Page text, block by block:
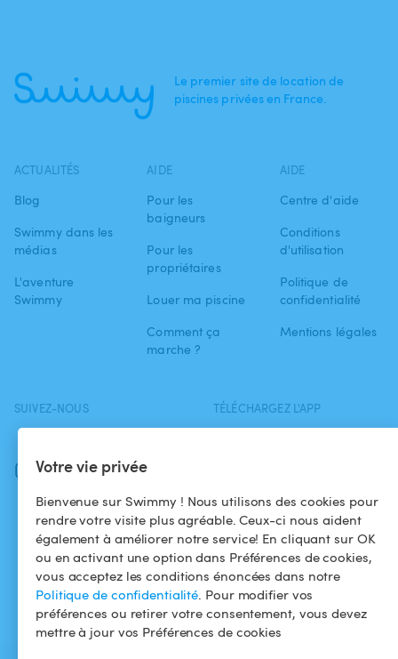
Votre vie privée
Bienvenue sur Swimmy ! Nous utilisons des cookies pour
rendre votre visite plus agréable. Ceux-ci nous aident
également à améliorer notre service! En cliquant sur OK
ou en activant une option dans Préférences de cookies,
vous acceptez les conditions énoncées dans notre
Politique de confidentialité. Pour modifier vos
préférences ou retirer votre consentement, vous devez
mettre à jour vos Préférences de cookies
Le premier site de location de
piscines privées en France.
ACTUALITÉS
Blog
Swimmy dans les
médias
L'aventure
Swimmy
AIDE
Pour les
baigneurs
Pour les
propriétaires
Louer ma piscine
Comment ça
marche ?
AIDE
Centre d'aide
Conditions
d'utilisation
Politique de
confidentialité
Mentions légales
SUIVEZ-NOUS
Instagram
TÉLÉCHARGEZ L'APP